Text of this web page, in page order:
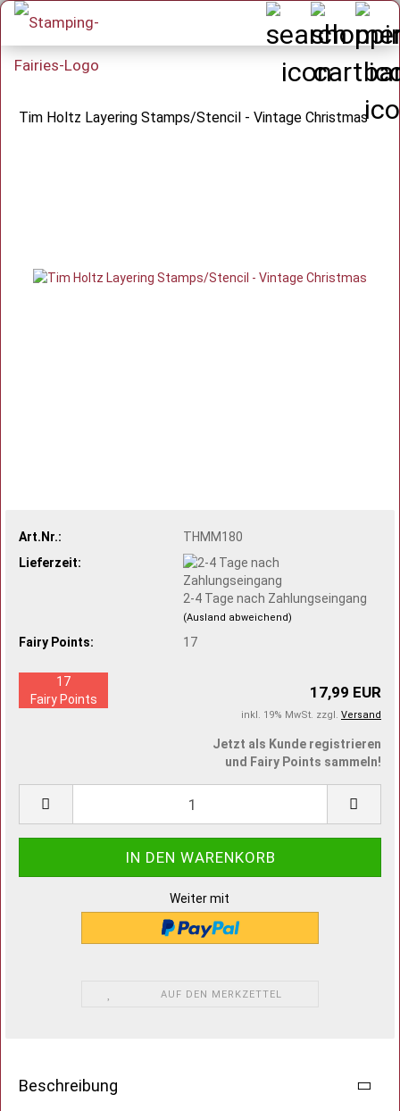
Tim Holtz Layering Stamps/Stencil - Vintage Christmas
Art.Nr.:
THMM180
Lieferzeit:
2-4 Tage nach Zahlungseingang
(Ausland abweichend)
Fairy Points: 17
17,99 EUR
inkl. 19% MwSt. zzgl. Versand
17
Fairy Points
Jetzt als Kunde registrieren
und Fairy Points sammeln!
Weiter mit
AUF DEN MERKZETTEL
Beschreibung